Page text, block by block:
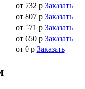
от 732 р Заказать
от 807 р Заказать
от 571 р Заказать
от 650 р Заказать
от 0 р Заказать